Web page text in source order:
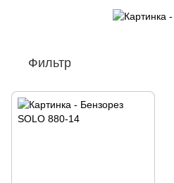
Фильтр